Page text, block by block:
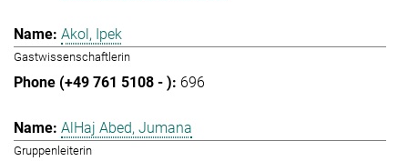
Akol, Ipek
Gastwissenschaftlerin
696
AlHaj Abed, Jumana
Gruppenleiterin